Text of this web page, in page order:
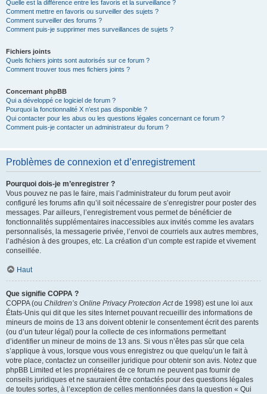
Quelle est la différence entre les favoris et la surveillance ?
Comment mettre en favoris ou surveiller des sujets ?
Comment surveiller des forums ?
Comment puis-je supprimer mes surveillances de sujets ?
Fichiers joints
Quels fichiers joints sont autorisés sur ce forum ?
Comment trouver tous mes fichiers joints ?
Concernant phpBB
Qui a développé ce logiciel de forum ?
Pourquoi la fonctionnalité X n’est pas disponible ?
Qui contacter pour les abus ou les questions légales concernant ce forum ?
Comment puis-je contacter un administrateur du forum ?
Problèmes de connexion et d’enregistrement
Pourquoi dois-je m’enregistrer ?
Vous pouvez ne pas le faire, mais l’administrateur du forum peut avoir
configuré les forums afin qu’il soit nécessaire de s’enregistrer pour poster des
messages. Par ailleurs, l’enregistrement vous permet de bénéficier de
fonctionnalités supplémentaires inaccessibles aux invités comme les avatars
personnalisés, la messagerie privée, l’envoi de courriels aux autres membres,
l’adhésion à des groupes, etc. La création d’un compte est rapide et vivement
conseillée.
Haut
Que signifie COPPA ?
COPPA (ou Children’s Online Privacy Protection Actde 1998) est une loi aux
États-Unis qui dit que les sites Internet pouvant recueillir des informations de
mineurs de moins de 13 ans doivent obtenir le consentement écrit des parents
(ou d’un tuteur légal) pour la collecte de ces informations permettant
d’identifier un mineur de moins de 13 ans. Si vous n’êtes pas sûr que cela
s’applique à vous, lorsque vous vous enregistrez ou que quelqu’un le fait à
votre place, contactez un conseiller juridique pour obtenir son avis. Notez que
phpBB Limited et les propriétaires de ce forum ne peuvent pas fournir de
conseils juridiques et ne sauraient être contactés pour des questions légales
de toutes sortes, à l’exception de celles mentionnées dans la question « Qui